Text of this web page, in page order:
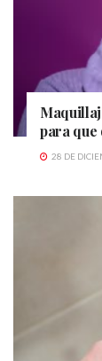
para que
28 DE